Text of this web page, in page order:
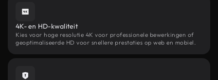
4K- en HD-kwaliteit
Kies voor hoge resolutie 4K voor professionele bewerkingen of
geoptimaliseerde HD voor snellere prestaties op web en mobiel.